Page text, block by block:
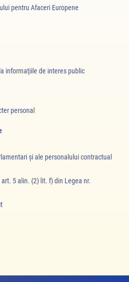
pentru Afaceri Europene
informaţiile de interes public
personal
şi ale personalului contractual
5 alin. (2) lit. f) din Legea nr.